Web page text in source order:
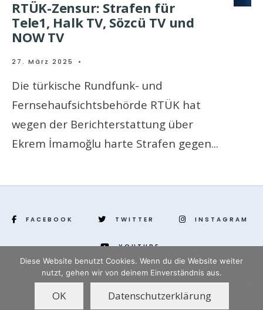
RTÜK-Zensur: Strafen für
Tele1, Halk TV, Sözcü TV und
NOW TV
27. März 2025 •
Die türkische Rundfunk- und
Fernsehaufsichtsbehörde RTÜK hat
wegen der Berichterstattung über
Ekrem İmamoğlu harte Strafen gegen...
FACEBOOK TWITTER INSTAGRAM
YOUTUBE
www.yenihayat.de
Diese Website benutzt Cookies. Wenn du die Website weiter
nutzt, gehen wir von deinem Einverständnis aus.
OK Datenschutzerklärung